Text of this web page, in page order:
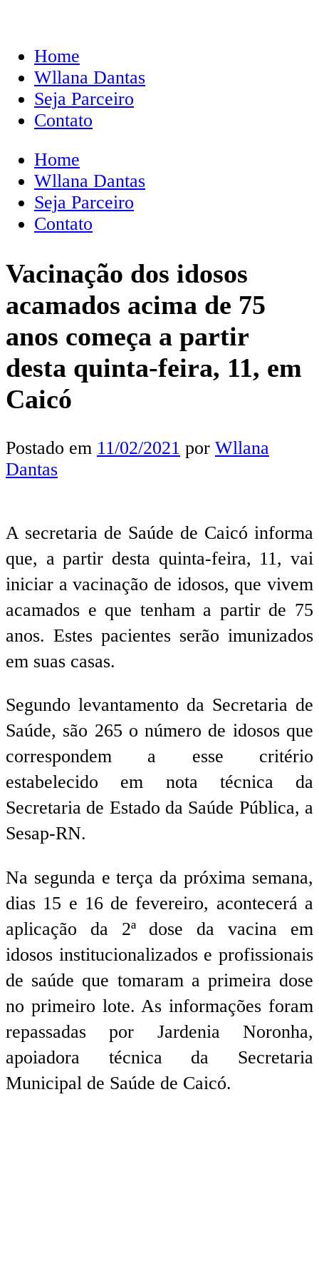
Home
Wllana Dantas
Seja Parceiro
Contato
Home
Wllana Dantas
Seja Parceiro
Contato
Vacinação dos idosos
acamados acima de 75
anos começa a partir
desta quinta-feira, 11, em
Caicó
Postado em 11/02/2021 por Wllana
Dantas
A secretaria de Saúde de Caicó informa
que, a partir desta quinta-feira, 11, vai
iniciar a vacinação de idosos, que vivem
acamados e que tenham a partir de 75
anos. Estes pacientes serão imunizados
em suas casas.
Segundo levantamento da Secretaria de
Saúde, são 265 o número de idosos que
correspondem a esse critério
estabelecido em nota técnica da
Secretaria de Estado da Saúde Pública, a
Sesap-RN.
Na segunda e terça da próxima semana,
dias 15 e 16 de fevereiro, acontecerá a
aplicação da 2ª dose da vacina em
idosos institucionalizados e profissionais
de saúde que tomaram a primeira dose
no primeiro lote. As informações foram
repassadas por Jardenia Noronha,
apoiadora técnica da Secretaria
Municipal de Saúde de Caicó.